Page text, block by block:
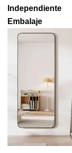
Independiente
Embalaje